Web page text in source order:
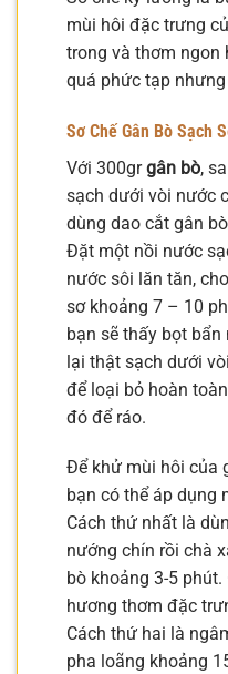
mùi hôi đặc trưng
trong và thơm ngon
quá phức tạp
Sơ Chế Gân Bò Sạch
Với 300grgân bò,
sạch dưới vòi nước
dùng dao cắt gân
Đặt một nồi nước
nước sôi lăn tăn,
sơ khoảng 7 – 10
bạn sẽ thấy bọt bẩn
lại thật sạch dưới
để loại bỏ hoàn
đó để ráo.
Để khử mùi hôi của
bạn có thể áp dụng
Cách thứ nhất là
nướng chín rồi chà
bò khoảng 3-5
hương thơm đặc
Cách thứ hai là
pha loãng khoảng